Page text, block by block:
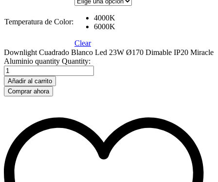
Temperatura de Color:
4000K
6000K
Clear
Downlight Cuadrado Blanco Led 23W Ø170 Dimable IP20 Miracle
Aluminio quantity Quantity:
Añadir al carrito
Comprar ahora